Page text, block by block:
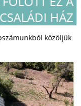
HÁZ
közöljük.